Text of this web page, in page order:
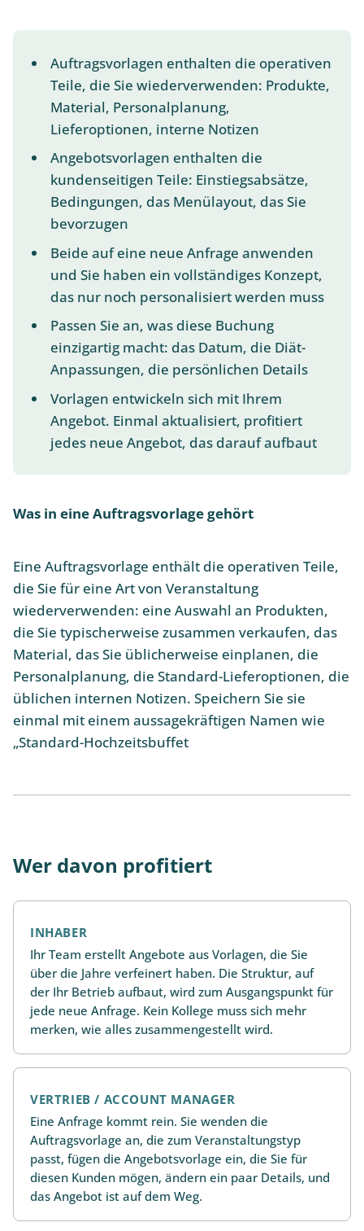
Auftragsvorlagen enthalten die operativen
Teile, die Sie wiederverwenden: Produkte,
Material, Personalplanung,
Lieferoptionen, interne Notizen
Angebotsvorlagen enthalten die
kundenseitigen Teile: Einstiegsabsätze,
Bedingungen, das Menülayout, das Sie
bevorzugen
Beide auf eine neue Anfrage anwenden
und Sie haben ein vollständiges Konzept,
das nur noch personalisiert werden muss
Passen Sie an, was diese Buchung
einzigartig macht: das Datum, die Diät-
Anpassungen, die persönlichen Details
Vorlagen entwickeln sich mit Ihrem
Angebot. Einmal aktualisiert, profitiert
jedes neue Angebot, das darauf aufbaut
Was in eine Auftragsvorlage gehört
Eine Auftragsvorlage enthält die operativen Teile,
die Sie für eine Art von Veranstaltung
wiederverwenden: eine Auswahl an Produkten,
die Sie typischerweise zusammen verkaufen, das
Material, das Sie üblicherweise einplanen, die
Personalplanung, die Standard-Lieferoptionen, die
üblichen internen Notizen. Speichern Sie sie
einmal mit einem aussagekräftigen Namen wie
„Standard-Hochzeitsbuffet
Wer davon profitiert
INHABER
Ihr Team erstellt Angebote aus Vorlagen, die Sie
über die Jahre verfeinert haben. Die Struktur, auf
der Ihr Betrieb aufbaut, wird zum Ausgangspunkt für
jede neue Anfrage. Kein Kollege muss sich mehr
merken, wie alles zusammengestellt wird.
VERTRIEB / ACCOUNT MANAGER
Eine Anfrage kommt rein. Sie wenden die
Auftragsvorlage an, die zum Veranstaltungstyp
passt, fügen die Angebotsvorlage ein, die Sie für
diesen Kunden mögen, ändern ein paar Details, und
das Angebot ist auf dem Weg.